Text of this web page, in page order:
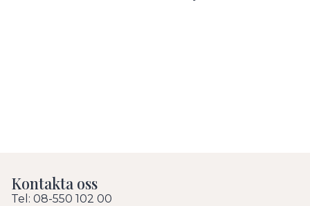
Kontakta oss
Tel: 08-550 102 00